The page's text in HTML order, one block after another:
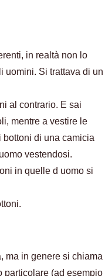
in realtà non lo
uomini. Si trattava di un
al contrario. E sai
mentre a vestire le
di una camicia
vestendosi.
in quelle d uomo si
ma in genere si chiama
particolare (ad esempio